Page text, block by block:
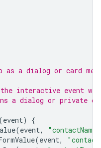
as a dialog or card
the interactive event
a dialog or private
(event)
{
(event,
"contactName"
(event,